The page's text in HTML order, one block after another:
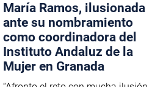
María Ramos, ilusionada
ante su nombramiento
como coordinadora del
Instituto Andaluz de la
Mujer en Granada